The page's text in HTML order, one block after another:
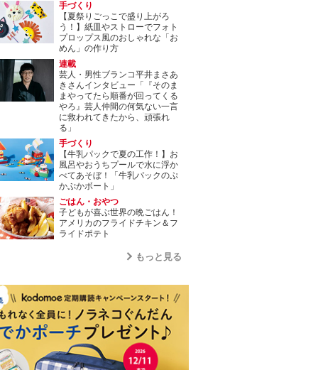
手づくり
【夏祭りごっこで盛り上がろ
う！】紙皿やストローでフォト
プロップス風のおしゃれな「お
めん」の作り方
連載
芸人・男性ブランコ平井まさあ
きさんインタビュー「『そのま
まやってたら順番が回ってくる
やろ』芸人仲間の何気ない一言
に救われてきたから、頑張れ
る」
手づくり
【牛乳パックで夏の工作！】お
風呂やおうちプールで水に浮か
べてあそぼ！「牛乳パックのぷ
かぷかボート」
ごはん・おやつ
子どもが喜ぶ世界の晩ごはん！
アメリカのフライドチキン＆フ
ライドポテト
もっと見る